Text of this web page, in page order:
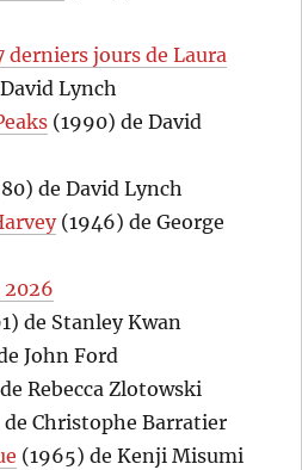
derniers jours de Laura
Lynch
(1990) de David
de David Lynch
(1946) de George
2026
de Stanley Kwan
John Ford
Rebecca Zlotowski
de Christophe Barratier
(1965) de Kenji Misumi